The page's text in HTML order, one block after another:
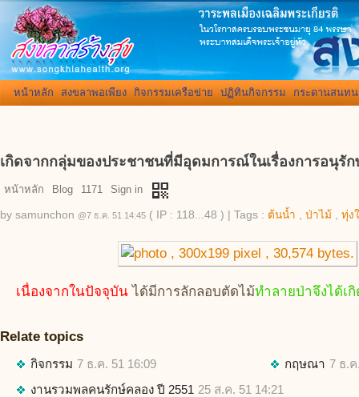
หน้าหลัก สงขลาพอเพียง กิจกรรมเครือข่าย ปฏิทินกิจกรรม กระดานสนท
เกิดจากกลุ่มของประชาชนที่มีอุดมการณ์ในเรื่องการอนุรั
หน้าหลัก Blog 1171 Sign in qr_code
by samunchon @7 ธ.ค. 51 14:45 ( IP : 118...48 ) Tags : ต้นน้ำ , ป่าไม้ , ทุ่ง
เนื่องจากในปัจจุบันได้มีการลักลอบตัดไม้ทำลายป่าจึงได้เ
Relate topics
กิจกรรม 7 ธ.ค. 51 16:09 กฤษณา 7 ธ.ค
งานรวมพลคนรักษ์คลอง ปี 2551 25 ส.ค. 51 14:21